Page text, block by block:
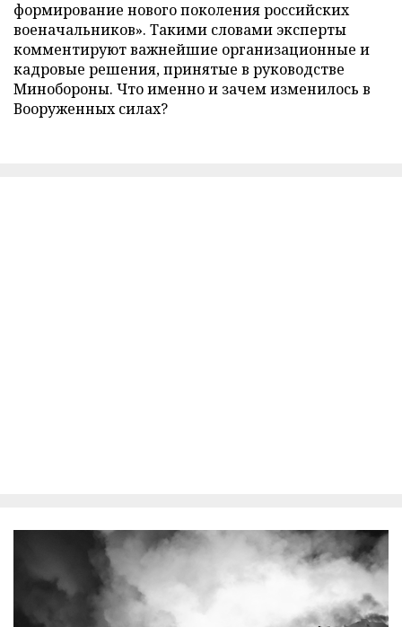
формирование нового поколения российских
военачальников». Такими словами эксперты
комментируют важнейшие организационные и
кадровые решения, принятые в руководстве
Минобороны. Что именно и зачем изменилось в
Вооруженных силах?